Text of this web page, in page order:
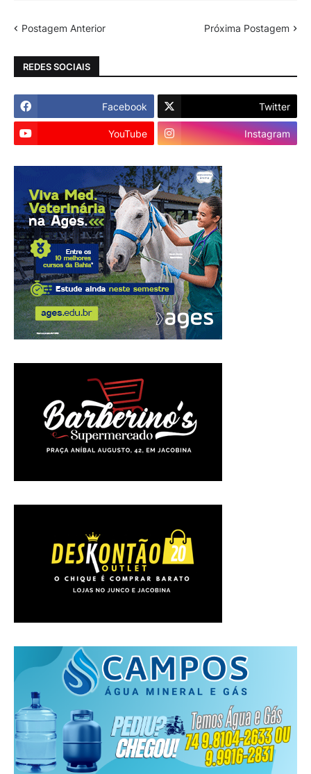
Postagem Anterior Próxima Postagem
REDES SOCIAIS
Facebook Twitter
YouTube Instagram